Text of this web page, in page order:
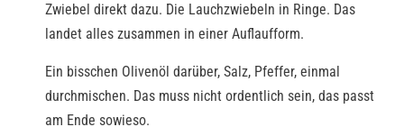
Zwiebel direkt dazu. Die Lauchzwiebeln in Ringe. Das
landet alles zusammen in einer Auflaufform.
Ein bisschen Olivenöl darüber, Salz, Pfeffer, einmal
durchmischen. Das muss nicht ordentlich sein, das passt
am Ende sowieso.